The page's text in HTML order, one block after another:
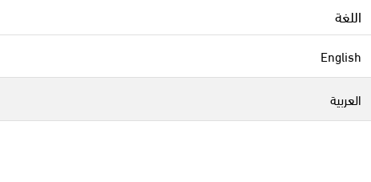
اللغة
English
العربية